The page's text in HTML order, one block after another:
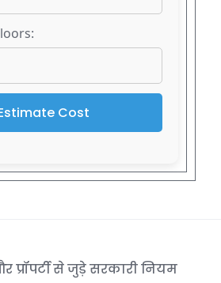
Cost
प्रॉपर्टी से जुड़े सरकारी नियम